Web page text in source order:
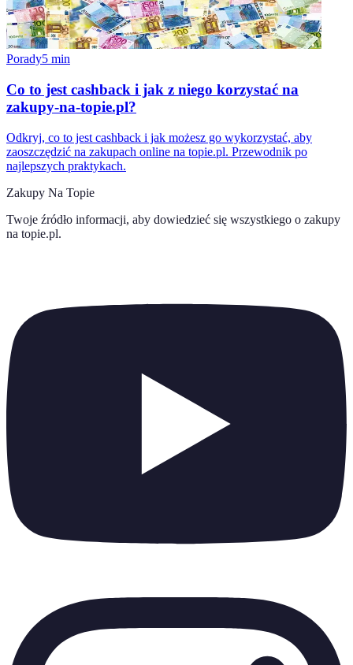
Porady5 min
Co to jest cashback i jak z niego korzystać na
zakupy-na-topie.pl?
Odkryj, co to jest cashback i jak możesz go wykorzystać, aby
zaoszczędzić na zakupach online na topie.pl. Przewodnik po
najlepszych praktykach.
Zakupy Na Topie
Twoje źródło informacji, aby dowiedzieć się wszystkiego o zakupy
na topie.pl.